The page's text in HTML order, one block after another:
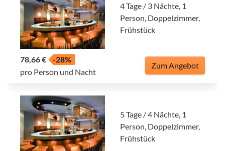
4 Tage / 3 Nächte, 1
Person, Doppelzimmer,
Frühstück
78,66 €
-28%
pro Person und Nacht
Zum Angebot
5 Tage / 4 Nächte, 1
Person, Doppelzimmer,
Frühstück